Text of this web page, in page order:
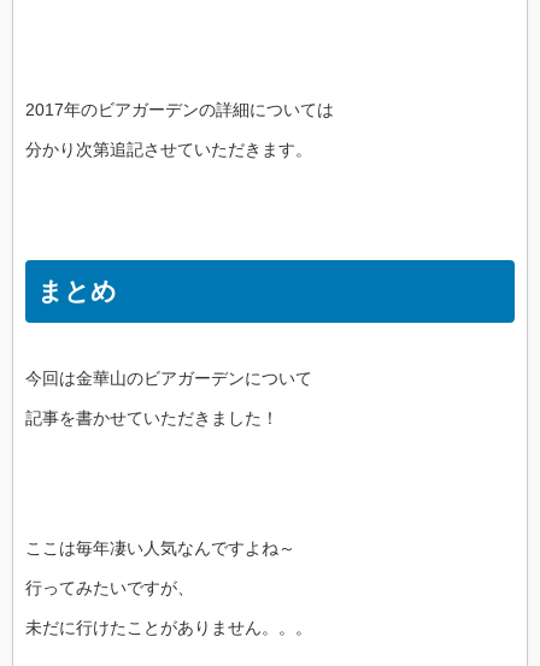
2017年のビアガーデンの詳細については
分かり次第追記させていただきます。
まとめ
今回は金華山のビアガーデンについて
記事を書かせていただきました！
ここは毎年凄い人気なんですよね～
行ってみたいですが、
未だに行けたことがありません。。。